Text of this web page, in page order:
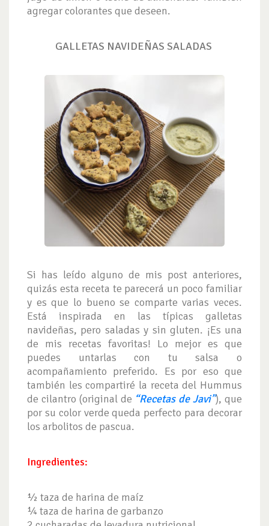
agregar colorantes que deseen.
GALLETAS NAVIDEÑAS SALADAS
Si has leído alguno de mis post anteriores,
quizás esta receta te parecerá un poco familiar
y es que lo bueno se comparte varias veces.
Está inspirada en las típicas galletas
navideñas, pero saladas y sin gluten. ¡Es una
de mis recetas favoritas! Lo mejor es que
puedes untarlas con tu salsa o
acompañamiento preferido. Es por eso que
también les compartiré la receta del Hummus
de cilantro (original de “Recetas de Javi”), que
por su color verde queda perfecto para decorar
los arbolitos de pascua.
Ingredientes:
½ taza de harina de maíz
¼ taza de harina de garbanzo